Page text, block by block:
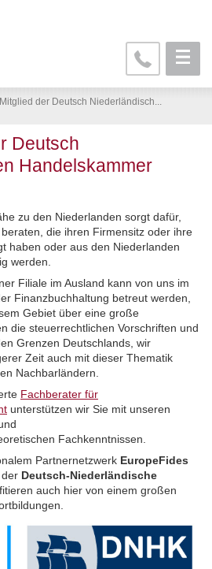
der Deutsch Niederländisch...
Deutsch
Handelskammer
zu den Niederlanden sorgt dafür,
die ihren Firmensitz oder ihre
haben oder aus den Niederlanden
werden.
Filiale im Ausland kann von uns im
Finanzbuchhaltung betreut werden,
Gebiet über eine große
die steuerrechtlichen Vorschriften und
Grenzen Deutschlands, wir
Zeit auch mit dieser Thematik
Nachbarländern.
Fachberater für
unterstützen wir Sie mit unseren
Fachkenntnissen.
Partnernetzwerk EuropeFides
Deutsch-Niederländische
auch hier von einem großen